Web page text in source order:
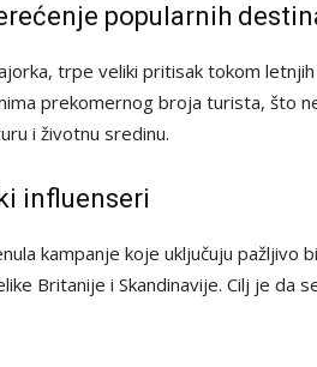
popularnih
trpe veliki pritisak tokom
prekomernog broja turista, što
i životnu sredinu.
influenseri
kampanje koje uključuju pažljivo
Britanije i Skandinavije. Cilj je da